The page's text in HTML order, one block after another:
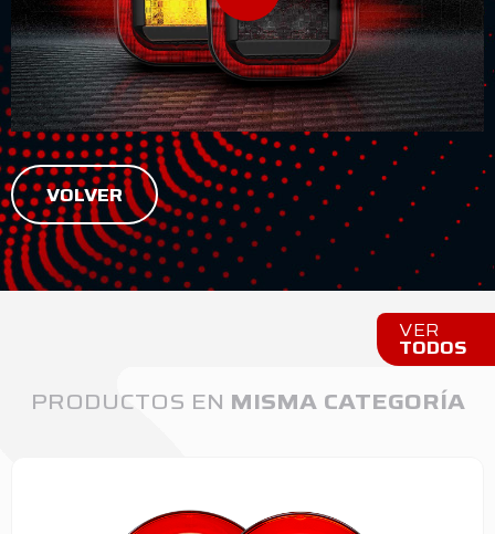
VOLVER
PRODUCTOS EN MISMA CATEGORÍA
VER
TODOS